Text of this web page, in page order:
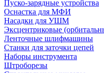
Пуско-зарядные устройства
Оснастка для МФИ
Насадки для УШМ
Эксцентриковые
Ленточные шлифмашины
Станки для заточки цепей
Наборы инструмента
Штроборезы